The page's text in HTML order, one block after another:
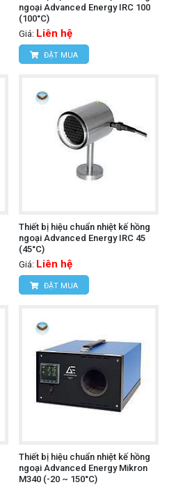
ngoại Advanced Energy IRC 100
(100°C)
Giá: Liên hệ
ĐẶT MUA
Thiết bị hiệu chuẩn nhiệt kế hồng
ngoại Advanced Energy IRC 45
(45°C)
Giá: Liên hệ
ĐẶT MUA
Thiết bị hiệu chuẩn nhiệt kế hồng
ngoại Advanced Energy Mikron
M340 (-20 ~ 150°C)